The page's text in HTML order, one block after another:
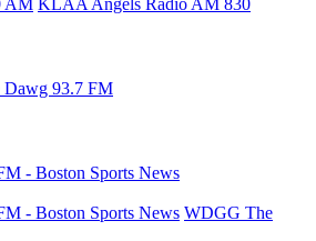
AM KLAA Angels Radio AM 830
93.7 FM
- Boston Sports News
- Boston Sports News WDGG The